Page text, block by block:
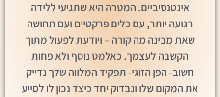
אינטנסיביים. המטרה היא שתגיעי ללידה
רגועה יותר, עם כלים פרקטיים ועם תחושה
שאת מבינה מה קורה – ויודעת לפעול מתוך
הקשבה לעצמך. כאלמט נוסף ולא פחות
חשוב- הפן הזוגי- תפקיד המלווה שלך נדייק
את המקום שלו ונבדוק יחד כיצד נכון לו לסייע